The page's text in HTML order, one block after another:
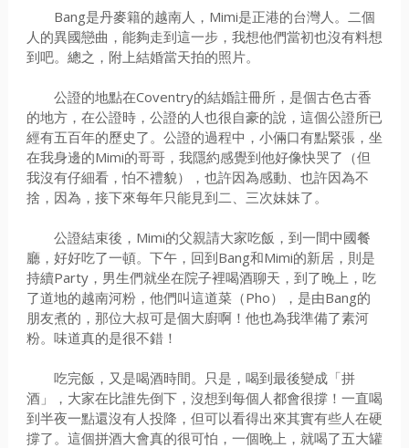
Bang是丹麥籍的越南人，Mimi是正港的台灣人。二個
人的異國戀曲，能夠走到這一步，我想他們當初也沒有料想
到吧。總之，附上結婚當天拍的照片。
公證的地點在Coventry的結婚註冊所，是個古色古香
的地方，在公證時，公證的人也很自豪的說，這個公證所已
經有五百年的歷史了。公證的過程中，小倆口有點緊張，坐
在我身邊的Mimi的哥哥，我隱約感覺到他好像快哭了（但
我沒有仔細看，怕不禮貌），也許因為感動、也許因為不
捨，因為，接下來每年只能見到二、三次妹妹了。
公證結束後，Mimi的父親請大家吃飯，到一間中國餐
廳，好好吃了一頓。下午，回到Bang和Mimi的新居，則是
持續Party，男生們就坐在院子裡喝酒聊天，到了晚上，吃
了道地的越南河粉，他們叫這道菜（Pho），是由Bang的
朋友煮的，那位大叔可是個大廚啊！他也為我準備了素河
粉。味道真的是很不錯！
吃完飯，又是喝酒時間。只是，喝到最後變成「拼
酒」，大家在比誰先倒下，沒想到每個人都會很撐！一直喝
到半夜一點還沒有人投降，但可以看得出來其實有些人在硬
撐了。這個拼酒大會真的很可怕，一個晚上，就喝了五大罐